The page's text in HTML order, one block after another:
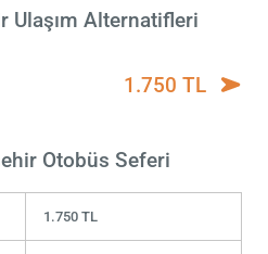
Ulaşım Alternatifleri
1.750 TL
Otobüs Seferi
1.750 TL